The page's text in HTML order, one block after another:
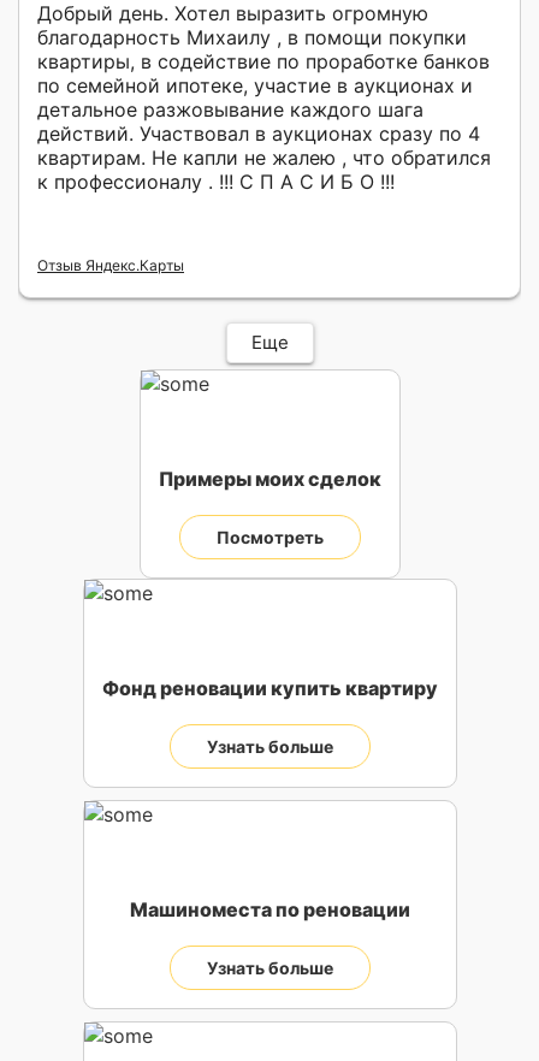
Добрый день. Хотел выразить огромную
благодарность Михаилу , в помощи покупки
квартиры, в содействие по проработке банков
по семейной ипотеке, участие в аукционах и
детальное разжовывание каждого шага
действий. Участвовал в аукционах сразу по 4
квартирам. Не капли не жалею , что обратился
к профессионалу . !!! С П А С И Б О !!!
Отзыв Яндекс.Карты
Еще
Примеры моих сделок
Посмотреть
Фонд реновации купить квартиру
Узнать больше
Машиноместа по реновации
Узнать больше